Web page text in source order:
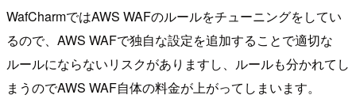
WafCharmではAWS WAFのルールをチューニングをしてい
るので、AWS WAFで独自な設定を追加することで適切な
ルールにならないリスクがありますし、ルールも分かれてし
まうのでAWS WAF自体の料金が上がってしまいます。